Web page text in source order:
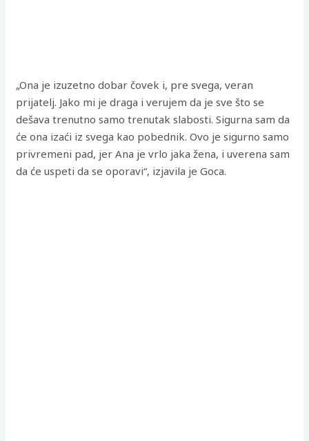
„Ona je izuzetno dobar čovek i, pre svega, veran
prijatelj. Jako mi je draga i verujem da je sve što se
dešava trenutno samo trenutak slabosti. Sigurna sam da
će ona izaći iz svega kao pobednik. Ovo je sigurno samo
privremeni pad, jer Ana je vrlo jaka žena, i uverena sam
da će uspeti da se oporavi“, izjavila je Goca.